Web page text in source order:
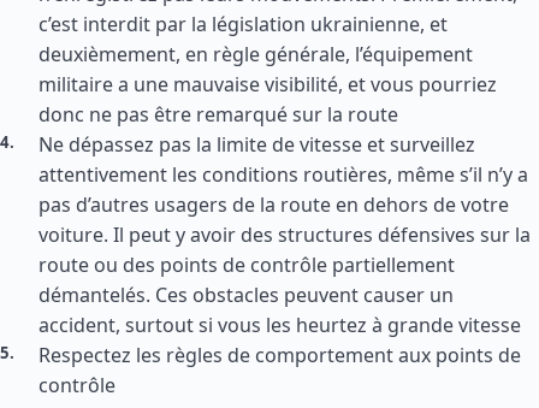
c’est interdit par la législation ukrainienne, et
deuxièmement, en règle générale, l’équipement
militaire a une mauvaise visibilité, et vous pourriez
donc ne pas être remarqué sur la route
Ne dépassez pas la limite de vitesse et surveillez
attentivement les conditions routières, même s’il n’y a
pas d’autres usagers de la route en dehors de votre
voiture. Il peut y avoir des structures défensives sur la
route ou des points de contrôle partiellement
démantelés. Ces obstacles peuvent causer un
accident, surtout si vous les heurtez à grande vitesse
Respectez les règles de comportement aux points de
contrôle